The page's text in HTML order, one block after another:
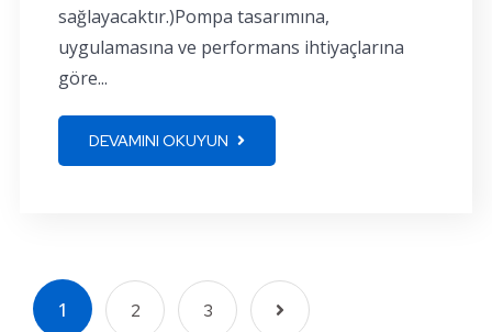
sağlayacaktır.)Pompa tasarımına,
uygulamasına ve performans ihtiyaçlarına
göre...
DEVAMINI OKUYUN
1 2 3